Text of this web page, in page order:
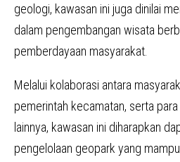
geologi, kawasan ini juga dinilai
dalam pengembangan wisata
pemberdayaan masyarakat.
Melalui kolaborasi antara
pemerintah kecamatan, serta
lainnya, kawasan ini diharapkan
pengelolaan geopark yang